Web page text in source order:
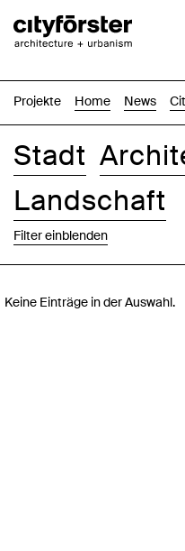
Projekte Home News
Stadt
Landschaft
Filter einblenden
Keine Einträge in der Auswahl.